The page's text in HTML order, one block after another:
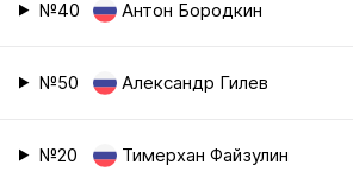
№40 Антон Бородкин
№50 Александр Гилев
№20 Тимерхан Файзулин